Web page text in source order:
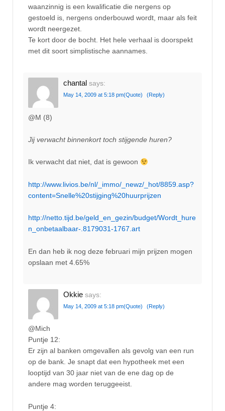
waanzinnig is een kwalificatie die nergens op
gestoeld is, nergens onderbouwd wordt, maar als feit
wordt neergezet.
Te kort door de bocht. Het hele verhaal is doorspekt
met dit soort simplistische aannames.
chantal says:
May 14, 2009 at 5:18 pm(Quote) (Reply)
@M (8)
Jij verwacht binnenkort toch stijgende huren?
Ik verwacht dat niet, dat is gewoon
http://www.livios.be/nl/_immo/_newz/_hot/8859.asp?
content=Snelle%20stijging%20huurprijzen
http://netto.tijd.be/geld_en_gezin/budget/Wordt_hure
n_onbetaalbaar-.8179031-1767.art
En dan heb ik nog deze februari mijn prijzen mogen
opslaan met 4.65%
Okkie says:
May 14, 2009 at 5:18 pm(Quote) (Reply)
@Mich
Puntje 12:
Er zijn al banken omgevallen als gevolg van een run
op de bank. Je snapt dat een hypotheek met een
looptijd van 30 jaar niet van de ene dag op de
andere mag worden teruggeeist.
Puntje 4: